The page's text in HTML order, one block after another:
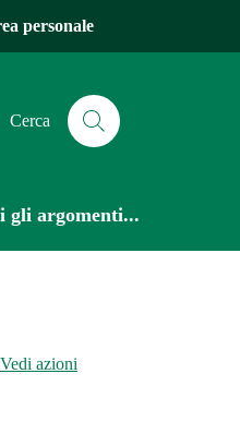
personale
Cerca
gli argomenti...
Vedi azioni